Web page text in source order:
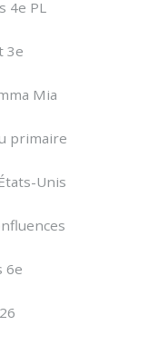
4e PL
3e
Mia
primaire
Unis
6e